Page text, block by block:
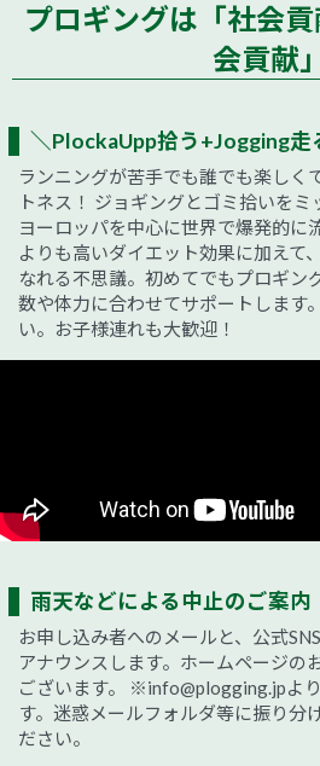
プロギングは「社会
会貢献」
＼PlockaUpp拾う+Jogging走
ランニングが苦手でも誰でも楽しく
トネス！ ジョギングとゴミ拾いを
ヨーロッパを中心に世界で爆発的に
よりも高いダイエット効果に加えて
なれる不思議。初めてでもプロギン
数や体力に合わせてサポートします
い。お子様連れも大歓迎！
雨天などによる中止のご案内
お申し込み者へのメールと、公式
アナウンスします。ホームページの
ございます。
※info@plogging.jpよ
す。迷惑メールフォルダ等に振り分
ださい。